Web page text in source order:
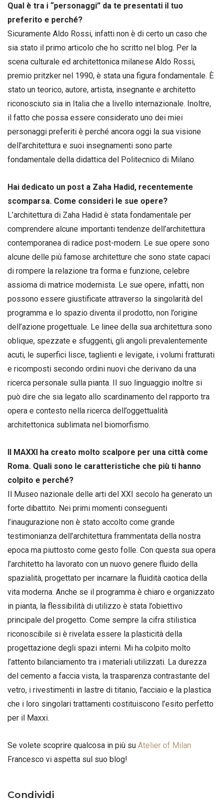
Qual è tra i “personaggi” da te presentati il tuo
preferito e perché?
Sicuramente Aldo Rossi, infatti non è di certo un caso che
sia stato il primo articolo che ho scritto nel blog. Per la
scena culturale ed architettonica milanese Aldo Rossi,
premio pritzker nel 1990, è stata una figura fondamentale. È
stato un teorico, autore, artista, insegnante e architetto
riconosciuto sia in Italia che a livello internazionale. Inoltre,
il fatto che possa essere considerato uno dei miei
personaggi preferiti è perché ancora oggi la sua visione
dell’architettura e suoi insegnamenti sono parte
fondamentale della didattica del Politecnico di Milano.
Hai dedicato un post a Zaha Hadid, recentemente
scomparsa. Come consideri le sue opere?
L’architettura di Zaha Hadid è stata fondamentale per
comprendere alcune importanti tendenze dell’architettura
contemporanea di radice post-modern. Le sue opere sono
alcune delle più famose architetture che sono state capaci
di rompere la relazione tra forma e funzione, celebre
assioma di matrice modernista. Le sue opere, infatti, non
possono essere giustificate attraverso la singolarità del
programma e lo spazio diventa il prodotto, non l’origine
dell’azione progettuale. Le linee della sua architettura sono
oblique, spezzate e sfuggenti, gli angoli prevalentemente
acuti, le superfici lisce, taglienti e levigate, i volumi fratturati
e ricomposti secondo ordini nuovi che derivano da una
ricerca personale sulla pianta. Il suo linguaggio inoltre si
può dire che sia legato allo scardinamento del rapporto tra
opera e contesto nella ricerca dell’oggettualità
architettonica sublimata nel biomorfismo.
Il MAXXI ha creato molto scalpore per una città come
Roma. Quali sono le caratteristiche che più ti hanno
colpito e perché?
Il Museo nazionale delle arti del XXI secolo ha generato un
forte dibattito. Nei primi momenti conseguenti
l’inaugurazione non è stato accolto come grande
testimonianza dell’architettura frammentata della nostra
epoca ma piuttosto come gesto folle. Con questa sua opera
l’architetto ha lavorato con un nuovo genere fluido della
spazialità, progettato per incarnare la fluidità caotica della
vita moderna. Anche se il programma è chiaro e organizzato
in pianta, la flessibilità di utilizzo è stata l’obiettivo
principale del progetto. Come sempre la cifra stilistica
riconoscibile si è rivelata essere la plasticità della
progettazione degli spazi interni. Mi ha colpito molto
l’attento bilanciamento tra i materiali utilizzati. La durezza
del cemento a faccia vista, la trasparenza contrastante del
vetro, i rivestimenti in lastre di titanio, l’acciaio e la plastica
che i loro singolari trattamenti costituiscono l’esito perfetto
per il Maxxi.
Se volete scoprire qualcosa in più su Atelier of Milan
Francesco vi aspetta sul suo blog!
Condividi